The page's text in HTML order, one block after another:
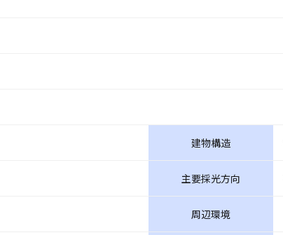
建物構造
主要採光方向
周辺環境